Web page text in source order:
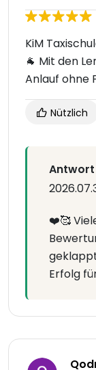
KiM
🐐 Mit den
Anlauf ohne
Nützlich
Antwort
❤️🥰
Erfolg